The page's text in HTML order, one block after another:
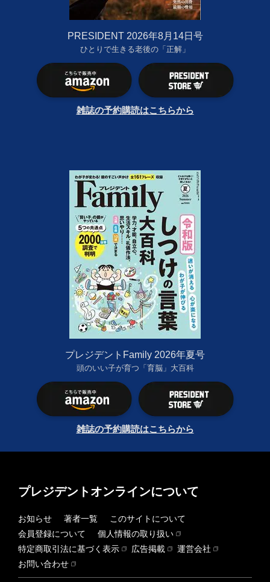
PRESIDENT 2026年8月14日号
ひとりで生きる老後の「正解」
雑誌の予約購読はこちらから
プレジデントFamily 2026年夏号
頭のいい子が育つ「育脳」大百科
雑誌の予約購読はこちらから
プレジデントオンラインについて
お知らせ 著者一覧
このサイトについて
会員登録について
個人情報の取り扱い
特定商取引法に基づく表示
広告掲載
運営会社
お問い合わせ